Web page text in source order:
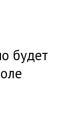
будет